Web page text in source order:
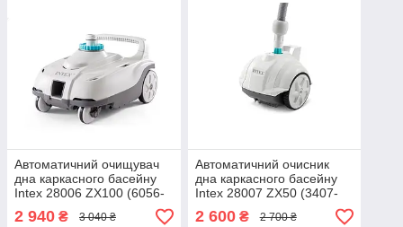
Автоматичний очищувач
дна каркасного басейну
Intex 28006 ZX100 (6056-
13248 л/год)
2 940 ₴ 3 040 ₴
Автоматичний очисник
дна каркасного басейну
Intex 28007 ZX50 (3407-
5678 л/год)
2 600₴ 2 700 ₴